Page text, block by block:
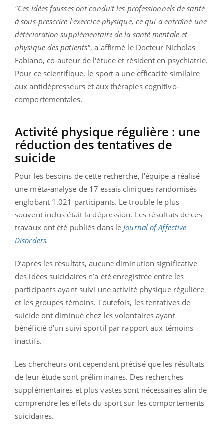
"Ces idées fausses ont conduit les professionnels de santé
à sous-prescrire l'exercice physique, ce qui a entraîné une
détérioration supplémentaire de la santé mentale et
physique des patients", a affirmé le Docteur Nicholas
Fabiano, co-auteur de l'étude et résident en psychiatrie.
Pour ce scientifique, le sport a une efficacité similaire
aux antidépresseurs et aux thérapies cognitivo-
comportementales.
Activité physique régulière : une
réduction des tentatives de
suicide
Pour les besoins de cette recherche, l'équipe a réalisé
une méta-analyse de 17 essais cliniques randomisés
englobant 1.021 participants. Le trouble le plus
souvent inclus était la dépression. Les résultats de ces
travaux ont été publiés dans le Journal of Affective
Disorders.
D’après les résultats, aucune diminution significative
des idées suicidaires n’a été enregistrée entre les
participants ayant suivi une activité physique régulière
et les groupes témoins. Toutefois, les tentatives de
suicide ont diminué chez les volontaires ayant
bénéficié d’un suivi sportif par rapport aux témoins
inactifs.
Les chercheurs ont cependant précisé que les résultats
de leur étude sont préliminaires. Des recherches
supplémentaires et plus vastes sont nécessaires afin de
comprendre les effets du sport sur les comportements
suicidaires.